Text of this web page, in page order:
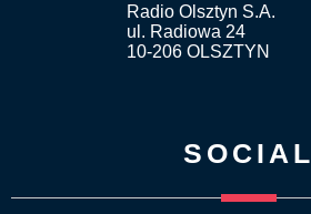
Radio Olsztyn S.A.
ul. Radiowa 24
10-206 OLSZTYN
SOCIAL